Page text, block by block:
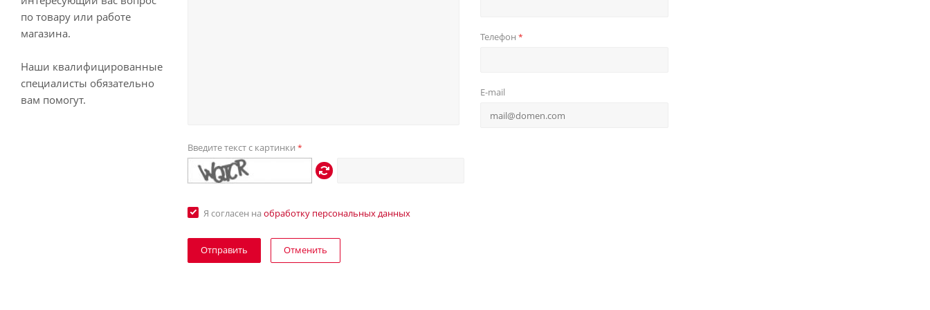
по товару или работе
магазина.
Наши квалифицированные
специалисты обязательно
вам помогут.
Телефон *
E-mail
Введите текст с картинки*
Я согласен наобработку персональных данных
Отменить